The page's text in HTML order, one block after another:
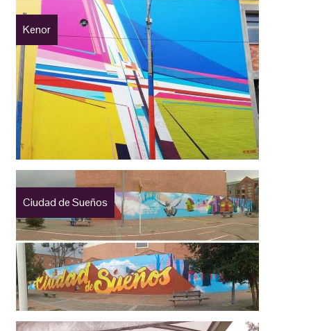
Kenor
Ciudad de Sueños